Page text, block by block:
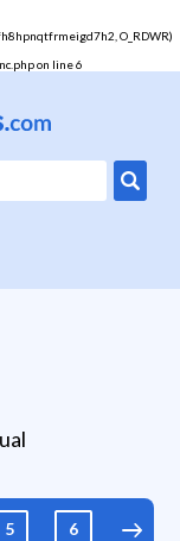
O_RDWR)
on line6
5 6 7